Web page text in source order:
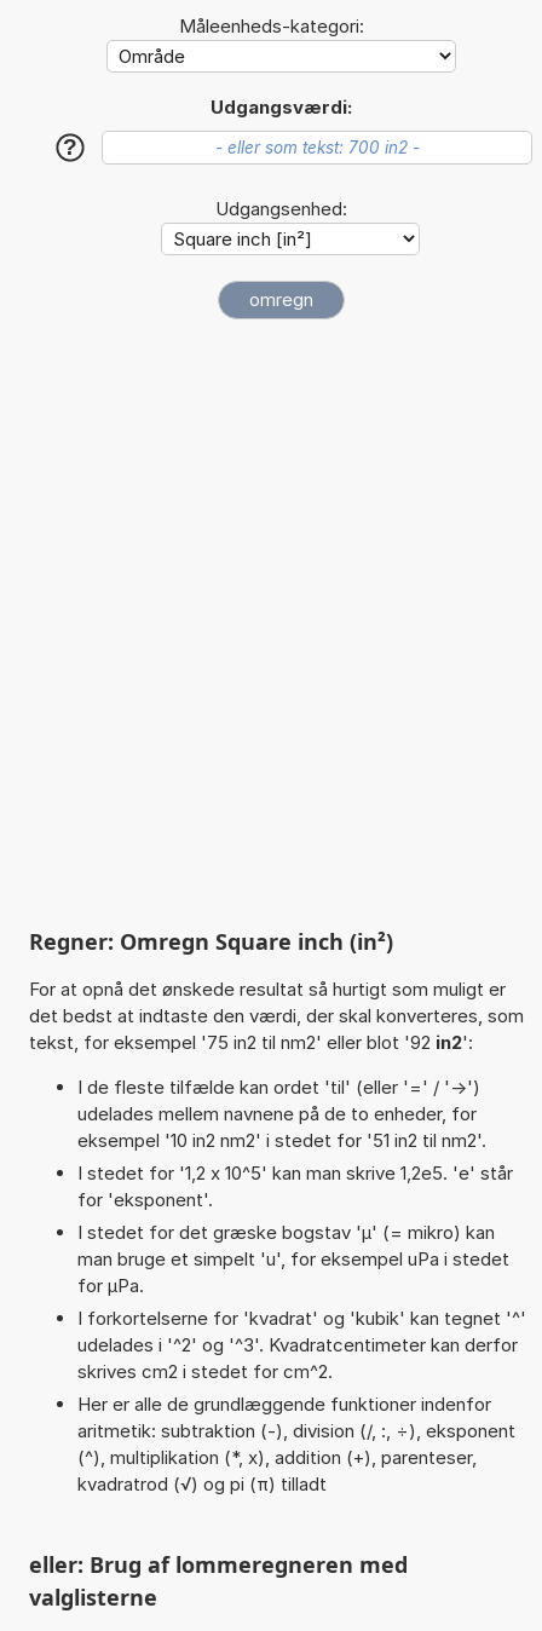
Måleenheds-kategori:
Udgangsværdi:
?
Udgangsenhed:
Regner: Omregn Square inch (in²)
For at opnå det ønskede resultat så hurtigt som muligt er
det bedst at indtaste den værdi, der skal konverteres, som
tekst, for eksempel '75 in2 til nm2' eller blot '92 in2':
I de fleste tilfælde kan ordet 'til' (eller '=' / '->')
udelades mellem navnene på de to enheder, for
eksempel '10 in2 nm2' i stedet for '51 in2 til nm2'.
I stedet for '1,2 x 10^5' kan man skrive 1,2e5. 'e' står
for 'eksponent'.
I stedet for det græske bogstav 'µ' (= mikro) kan
man bruge et simpelt 'u', for eksempel uPa i stedet
for µPa.
I forkortelserne for 'kvadrat' og 'kubik' kan tegnet '^'
udelades i '^2' og '^3'. Kvadratcentimeter kan derfor
skrives cm2 i stedet for cm^2.
Her er alle de grundlæggende funktioner indenfor
aritmetik: subtraktion (-), division (/, :, ÷), eksponent
(^), multiplikation (*, x), addition (+), parenteser,
kvadratrod (√) og pi (π) tilladt
eller: Brug af lommeregneren med
valglisterne